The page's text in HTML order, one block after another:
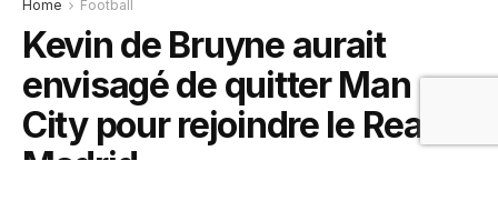
Home Football
Kevin de Bruyne aurait
envisagé de quitter Man
City pour rejoindre le Real
Madrid